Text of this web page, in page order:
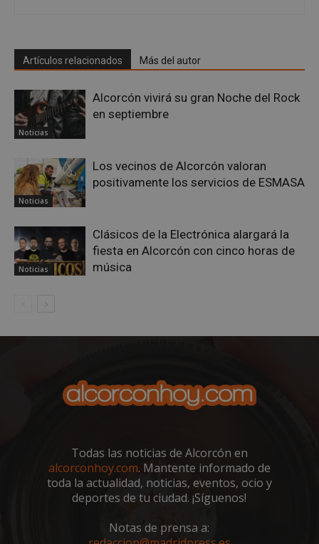
Artículos relacionados Más del autor
Noticias
Alcorcón vivirá su gran Noche del Rock
en septiembre
Noticias
Los vecinos de Alcorcón valoran
positivamente los servicios de ESMASA
Noticias
Clásicos de la Electrónica alargará la
fiesta en Alcorcón con cinco horas de
música
Todas las noticias de Alcorcón en
alcorconhoy.com. Mantente informado de
toda la actualidad, noticias, eventos, ocio y
deportes de tu ciudad. ¡Síguenos!
Notas de prensa a:
AWSALBCORS
Amazon.com
1 semana
sp_landing
Spotify Inc.
.spotify.com
Privacy Policy